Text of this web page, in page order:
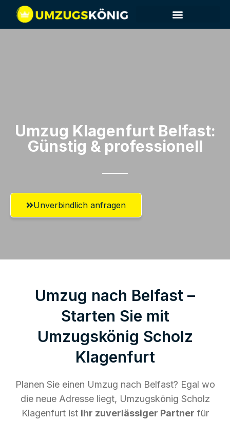
Umzug Klagenfurt​ Belfast:
Günstig & professionell​
Unverbindlich anfragen
Umzug nach Belfast –
Starten Sie mit
Umzugskönig Scholz
Klagenfurt
Planen Sie einen Umzug nach Belfast? Egal wo
die neue Adresse liegt, Umzugskönig Scholz
Klagenfurt ist Ihr zuverlässiger Partner für